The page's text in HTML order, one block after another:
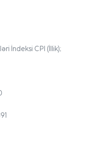
İndeksi CPI (İllik);